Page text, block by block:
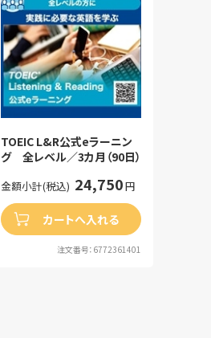
TOEIC L&R公式eラーニン
グ 全レベル／3カ月（90日）
金額小計(税込) 24,750円
カートへ入れる
注文番号：6772361401